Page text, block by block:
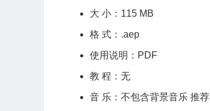
大 小：115 MB
格 式：.aep
使用说明：PDF
教 程：无
音 乐：不包含背景音乐 推荐